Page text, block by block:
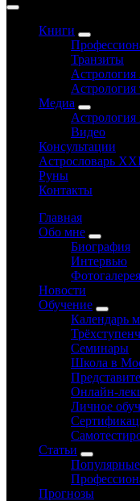
Книги
Транзиты
Медиа
Астрология
Видео
Консультации
Астрословарь
Руны
Контакты
Главная
Обо мне
Биография
Интервью
Фотогалерея
Новости
Обучение
Календарь
Семинары
Школа в
Онлайн-
Личное
Статьи
Популярные
Прогнозы